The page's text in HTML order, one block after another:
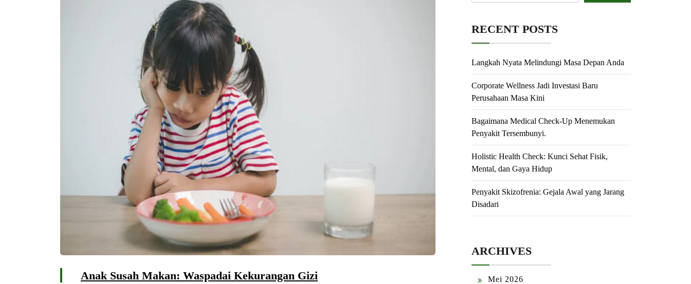
Anak Susah Makan: Waspadai Kekurangan Gizi
RECENT POSTS
Langkah Nyata Melindungi Masa Depan Anda
Corporate Wellness Jadi Investasi Baru
Perusahaan Masa Kini
Bagaimana Medical Check-Up Menemukan
Penyakit Tersembunyi.
Holistic Health Check: Kunci Sehat Fisik,
Mental, dan Gaya Hidup
Penyakit Skizofrenia: Gejala Awal yang Jarang
Disadari
ARCHIVES
Mei 2026